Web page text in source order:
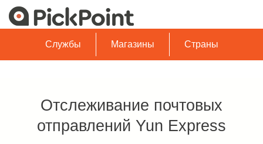
Службы Магазины Страны
Отслеживание почтовых
отправлений Yun Express